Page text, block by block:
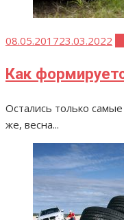
Опубликовано
08.05.201723.03.2022
Как
Остались только
же, весна...